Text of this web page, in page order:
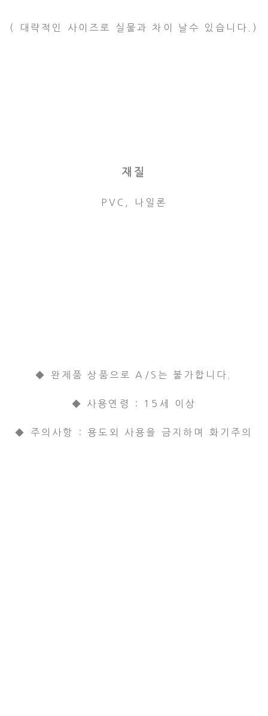
( 대략적인 사이즈로 실물과 차이 날수 있습니다.)
재질
PVC, 나일론
◆ 완제품 상품으로 A/S는 불가합니다.
◆ 사용연령 : 15세 이상
◆ 주의사항 : 용도외 사용을 금지하며 화기주의